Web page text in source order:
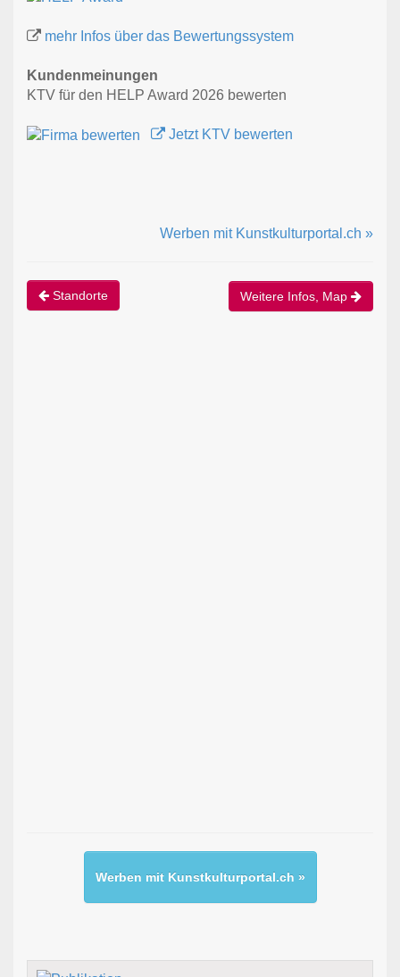
mehr Infos über das Bewertungssystem
Kundenmeinungen
KTV für den HELP Award 2026 bewerten
Jetzt KTV bewerten
Werben mit Kunstkulturportal.ch »
Standorte Weitere Infos, Map
Werben mit Kunstkulturportal.ch »